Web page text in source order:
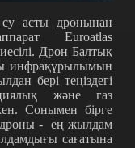
асты дронынан
Euroatlas
Дрон Балтық
инфрақұрылымын
бері теңіздегі
және газ
Сонымен бірге
дроны - ең жылдам
сағатына